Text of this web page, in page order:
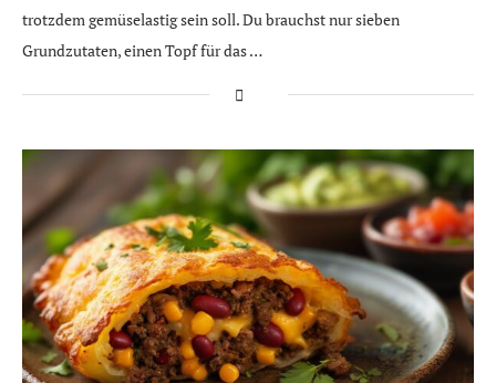
trotzdem gemüselastig sein soll. Du brauchst nur sieben
Grundzutaten, einen Topf für das …